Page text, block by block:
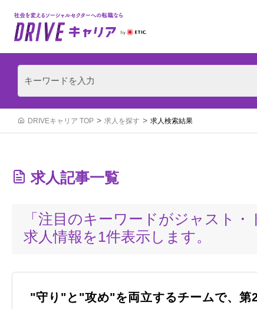
DRIVEキャリア TOP 求人を探す 求人検索結果
求人記事一覧
「注目のキーワードがジャスト
求人情報を1件表示します。
"守り"と"攻め"を両立するチームで、第